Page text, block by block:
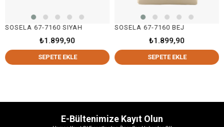
SOSELA 67-7160 SIYAH
₺1.899,90
SEPETE EKLE
SOSELA 67-7160 BEJ
₺1.899,90
SEPETE EKLE
E-Bültenimize Kayıt Olun